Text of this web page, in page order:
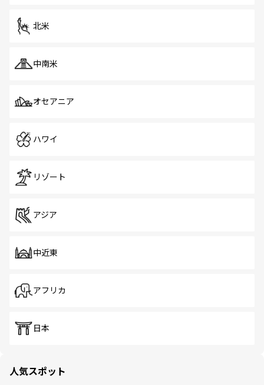
北米
中南米
オセアニア
ハワイ
リゾート
アジア
中近東
アフリカ
日本
人気スポット